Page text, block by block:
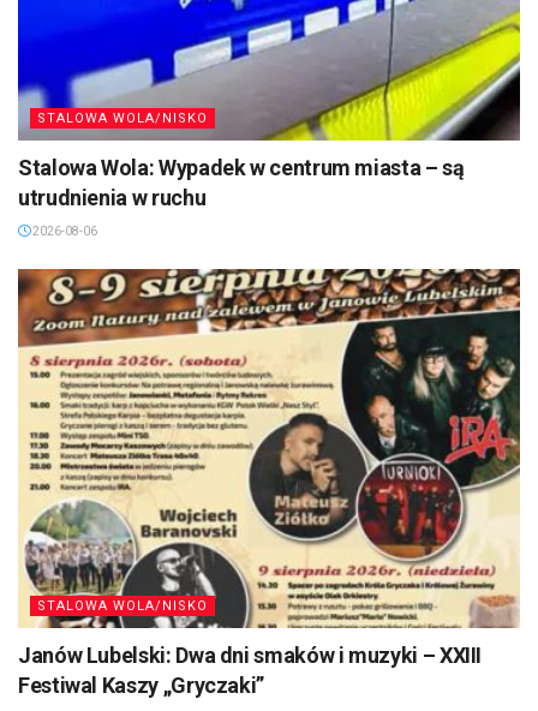
STALOWA WOLA/NISKO
Stalowa Wola: Wypadek w centrum miasta – są
utrudnienia w ruchu
2026-08-06
STALOWA WOLA/NISKO
Janów Lubelski: Dwa dni smaków i muzyki – XXIII
Festiwal Kaszy „Gryczaki”